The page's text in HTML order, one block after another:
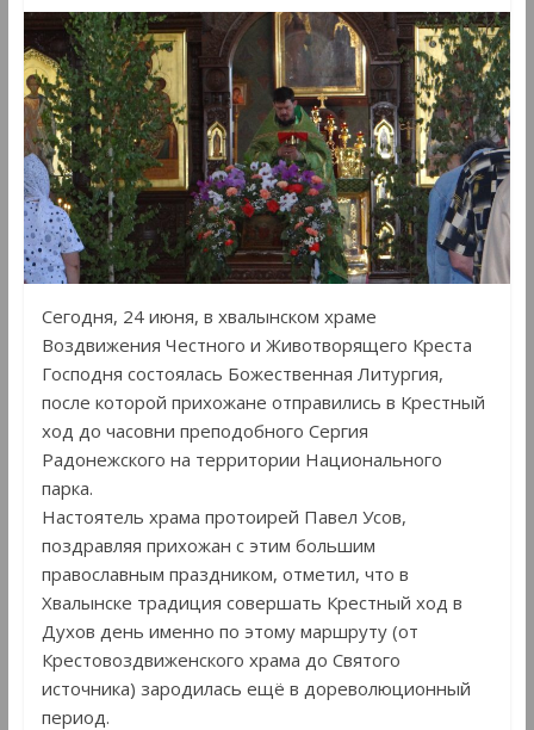
Сегодня, 24 июня, в хвалынском храме
Воздвижения Честного и Животворящего Креста
Господня состоялась Божественная Литургия,
после которой прихожане отправились в Крестный
ход до часовни преподобного Сергия
Радонежского на территории Национального
парка.
Настоятель храма протоирей Павел Усов,
поздравляя прихожан с этим большим
православным праздником, отметил, что в
Хвалынске традиция совершать Крестный ход в
Духов день именно по этому маршруту (от
Крестовоздвиженского храма до Святого
источника) зародилась ещё в дореволюционный
период.